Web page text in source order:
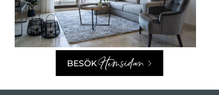
BESÖKHemsidan